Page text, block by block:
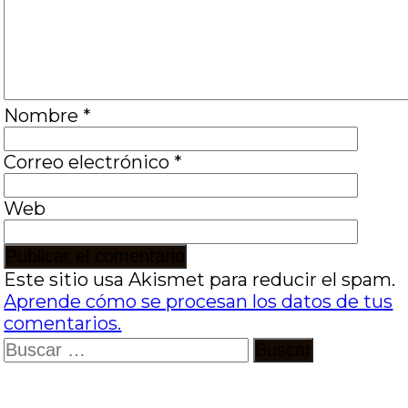
Nombre *
Correo electrónico *
Web
Este sitio usa Akismet para reducir el spam.
Aprende cómo se procesan los datos de tus
comentarios.
Buscar: